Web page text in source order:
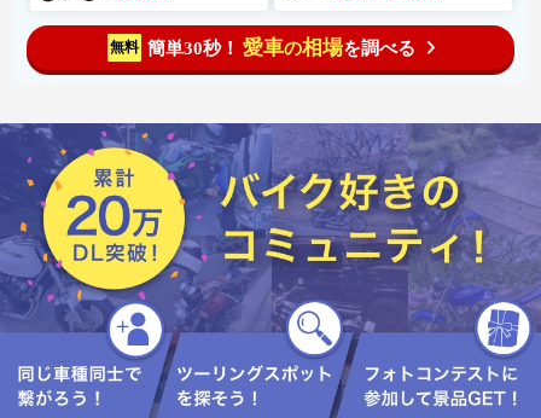
無料 簡単30秒！ 愛車の相場を調べる